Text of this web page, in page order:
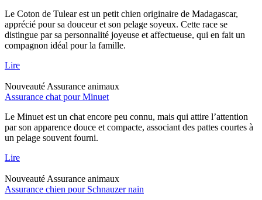
Le Coton de Tulear est un petit chien originaire de Madagascar,
apprécié pour sa douceur et son pelage soyeux. Cette race se
distingue par sa personnalité joyeuse et affectueuse, qui en fait un
compagnon idéal pour la famille.
Lire
Nouveauté Assurance animaux
Assurance chat pour Minuet
Le Minuet est un chat encore peu connu, mais qui attire l’attention
par son apparence douce et compacte, associant des pattes courtes à
un pelage souvent fourni.
Lire
Nouveauté Assurance animaux
Assurance chien pour Schnauzer nain